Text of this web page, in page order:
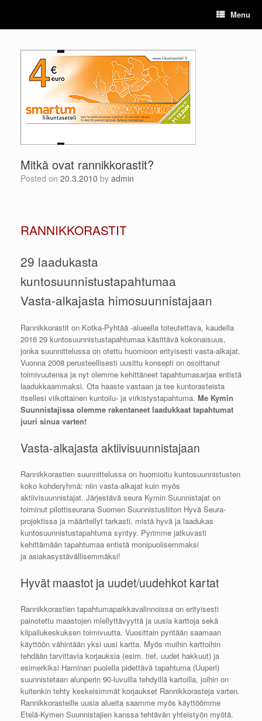
content
Menu
Mitkä ovat rannikkorastit?
Posted on 20.3.2010 by admin
RANNIKKORASTIT
29 laadukasta
kuntosuunnistustapahtumaa
Vasta-alkajasta himosuunnistajaan
Rannikkorastit on Kotka-Pyhtää -alueella toteutettava, kaudella
2016 29 kuntosuunnistustapahtumaa käsittävä kokonaisuus,
jonka suunnittelussa on otettu huomioon erityisesti vasta-alkajat.
Vuonna 2008 perusteellisesti uusittu konsepti on osoittanut
toimivuutensa ja nyt olemme kehittäneet tapahtumasarjaa entistä
laadukkaammaksi. Ota haaste vastaan ja tee kuntorasteista
itsellesi viikottainen kuntoilu- ja virkistystapahtuma. Me Kymin
Suunnistajissa olemme rakentaneet laadukkaat tapahtumat
juuri sinua varten!
Vasta-alkajasta aktiivisuunnistajaan
Rannikkorastien suunnittelussa on huomioitu kuntosuunnistusten
koko kohderyhmä: niin vasta-alkajat kuin myös
aktiivisuunnistajat. Järjestävä seura Kymin Suunnistajat on
toiminut pilottiseurana Suomen Suunnistusliiton Hyvä Seura-
projektissa ja määritellyt tarkasti, mistä hyvä ja laadukas
kuntosuunnistustapahtuma syntyy. Pyrimme jatkuvasti
kehittämään tapahtumaa entistä monipuolisemmaksi
ja asiakasystävällisemmäksi!
Hyvät maastot ja uudet/uudehkot kartat
Rannikkorastien tapahtumapaikkavalinnoissa on erityisesti
painotettu maastojen miellyttävyyttä ja uusia karttoja sekä
kilpailukeskuksen toimivuutta. Vuosittain pyritään saamaan
käyttöön vähintään yksi uusi kartta. Myös muihin karttoihin
tehdään tarvittavia korjauksia (esim. tiet, uudet hakkuut) ja
esimerkiksi Haminan puolella pidettävä tapahtuma (Uuperi)
suunnistetaan alunperin 90-luvuilla tehdyillä kartoilla, joihin on
kuitenkin tehty keskeisimmät korjaukset Rannikkorasteja varten.
Rannikkorasteille uusia alueita saamme myös käyttöömme
Etelä-Kymen Suunnistajien kanssa tehtävän yhteistyön myötä.